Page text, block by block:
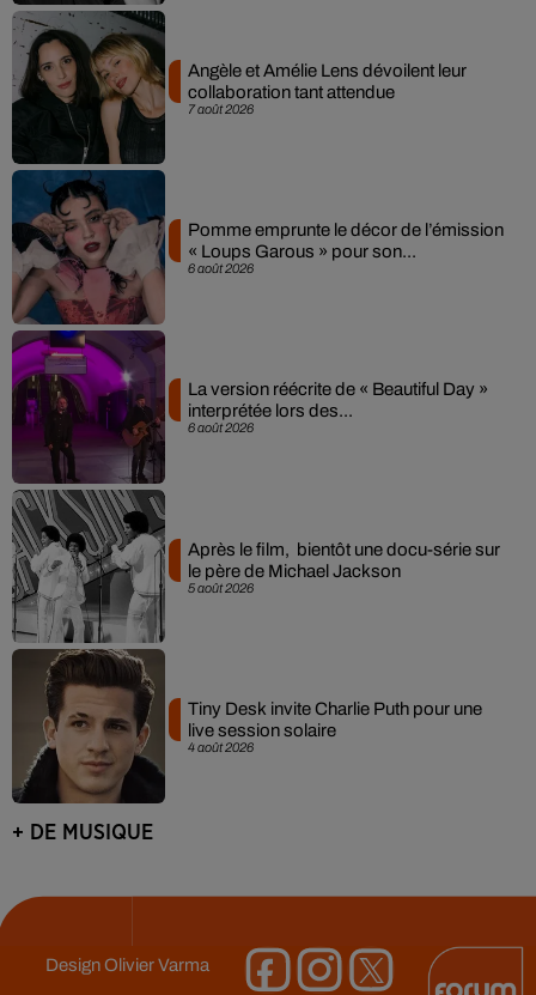
7 août 2026
Angèle et Amélie Lens dévoilent leur
collaboration tant attendue
6 août 2026
Pomme emprunte le décor de l’émission
« Loups Garous » pour son...
6 août 2026
La version réécrite de « Beautiful Day »
interprétée lors des...
5 août 2026
Après le film, bientôt une docu-série sur
le père de Michael Jackson
4 août 2026
Tiny Desk invite Charlie Puth pour une
live session solaire
+ DE MUSIQUE
DesignOlivier Varma